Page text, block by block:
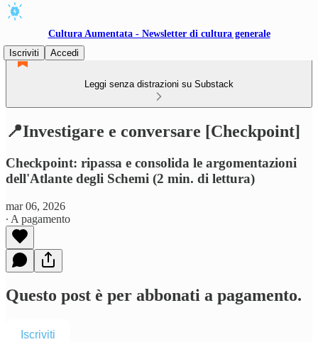
Cultura Aumentata - Newsletter di cultura generale
Iscriviti
Accedi
Leggi senza distrazioni su Substack
📍Investigare e conversare [Checkpoint]
Checkpoint: ripassa e consolida le argomentazioni
dell'Atlante degli Schemi (2 min. di lettura)
mar 06, 2026
∙ A pagamento
Questo post è per abbonati a pagamento.
Iscriviti